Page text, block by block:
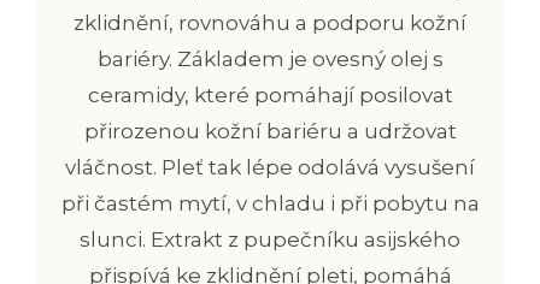
zklidnění, rovnováhu a podporu kožní
bariéry. Základem je ovesný olej s
ceramidy, které pomáhají posilovat
přirozenou kožní bariéru a udržovat
vláčnost. Pleť tak lépe odolává vysušení
při častém mytí, v chladu i při pobytu na
slunci. Extrakt z pupečníku asijského
přispívá ke zklidnění pleti, pomáhá